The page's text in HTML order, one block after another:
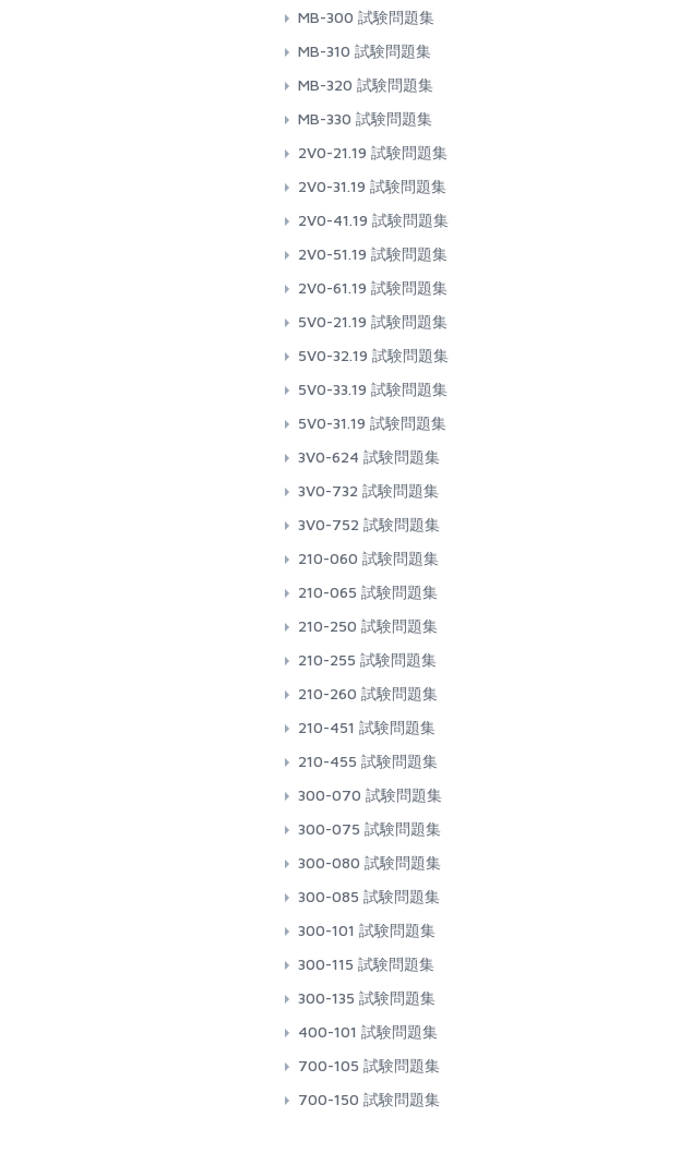
MB-300 試験問題集
MB-310 試験問題集
MB-320 試験問題集
MB-330 試験問題集
2V0-21.19 試験問題集
2V0-31.19 試験問題集
2V0-41.19 試験問題集
2V0-51.19 試験問題集
2V0-61.19 試験問題集
5V0-21.19 試験問題集
5V0-32.19 試験問題集
5V0-33.19 試験問題集
5V0-31.19 試験問題集
3V0-624 試験問題集
3V0-732 試験問題集
3V0-752 試験問題集
210-060 試験問題集
210-065 試験問題集
210-250 試験問題集
210-255 試験問題集
210-260 試験問題集
210-451 試験問題集
210-455 試験問題集
300-070 試験問題集
300-075 試験問題集
300-080 試験問題集
300-085 試験問題集
300-101 試験問題集
300-115 試験問題集
300-135 試験問題集
400-101 試験問題集
700-105 試験問題集
700-150 試験問題集